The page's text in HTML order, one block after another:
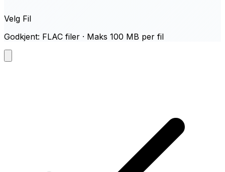
Velg Fil
Godkjent: FLAC filer · Maks 100 MB per fil